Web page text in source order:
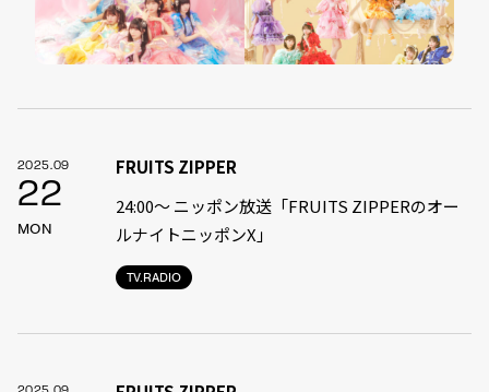
2025.09
22
MON
TV.RADIO
FRUITS ZIPPER
24:00〜 ニッポン放送「FRUITS ZIPPERのオー
ルナイトニッポンX」